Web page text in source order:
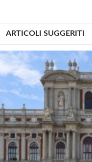
ARTICOLI SUGGERITI